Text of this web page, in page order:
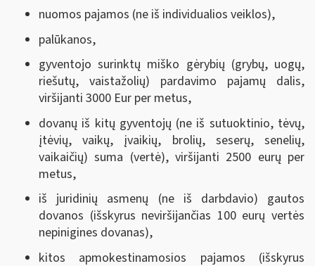
nuomos pajamos (ne iš individualios veiklos),
palūkanos,
gyventojo surinktų miško gėrybių (grybų, uogų,
riešutų, vaistažolių) pardavimo pajamų dalis,
viršijanti 3000 Eur per metus,
dovanų iš kitų gyventojų (ne iš sutuoktinio, tėvų,
įtėvių, vaikų, įvaikių, brolių, seserų, senelių,
vaikaičių) suma (vertė), viršijanti 2500 eurų per
metus,
iš juridinių asmenų (ne iš darbdavio) gautos
dovanos (išskyrus neviršijančias 100 eurų vertės
nepinigines dovanas),
kitos apmokestinamosios pajamos (išskyrus